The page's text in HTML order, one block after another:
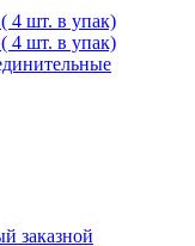
4 шт. в упак)
4 шт. в упак)
заказной